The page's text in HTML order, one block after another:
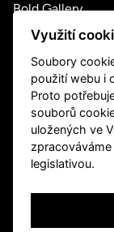
Bold Gallery
U Měšťanského
út – pá
nebo podle
+420 739 045
Sledujte nás
Využití
Soubory
použití webu i
Proto
souborů
uložených ve
legislativou.